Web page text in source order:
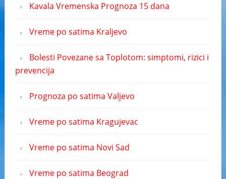
Kavala Vremenska Prognoza 15 dana
Vreme po satima Kraljevo
Bolesti Povezane sa Toplotom: simptomi, rizici i
prevencija
Prognoza po satima Valjevo
Vreme po satima Kragujevac
Vreme po satima Novi Sad
Vreme po satima Beograd